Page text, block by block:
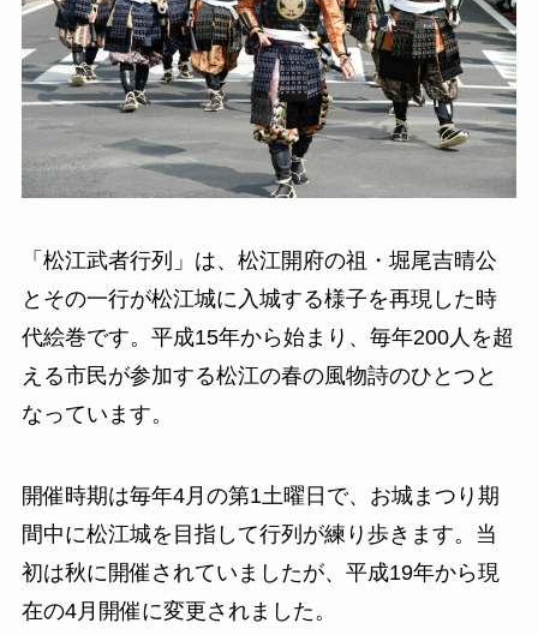
「松江武者行列」は、松江開府の祖・堀尾吉晴公
とその一行が松江城に入城する様子を再現した時
代絵巻です。平成15年から始まり、毎年200人を超
える市民が参加する松江の春の風物詩のひとつと
なっています。
開催時期は毎年4月の第1土曜日で、お城まつり期
間中に松江城を目指して行列が練り歩きます。当
初は秋に開催されていましたが、平成19年から現
在の4月開催に変更されました。